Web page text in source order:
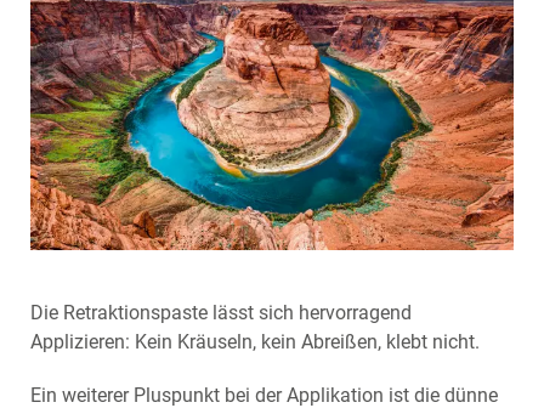
Die Retraktionspaste lässt sich hervorragend
Applizieren: Kein Kräuseln, kein Abreißen, klebt nicht.
Ein weiterer Pluspunkt bei der Applikation ist die dünne